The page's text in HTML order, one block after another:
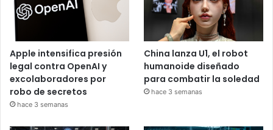
Apple intensifica presión
legal contra OpenAI y
excolaboradores por
robo de secretos
hace 3 semanas
China lanza U1, el robot
humanoide diseñado
para combatir la soledad
hace 3 semanas